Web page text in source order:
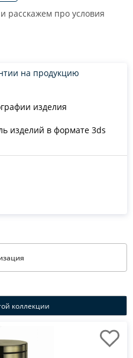
расскажем про условия
изделия
изделий в формате 3ds
на продукцию
коллекции